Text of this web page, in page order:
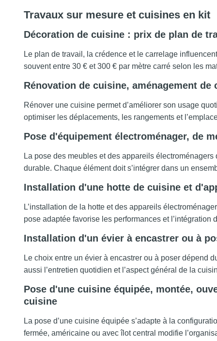
Travaux sur mesure et cuisines en kit
Décoration de cuisine : prix de plan de
Le plan de travail, la crédence et le carrelage
souvent entre 30 € et 300 € par mètre carré selon les
Rénovation de cuisine, aménagement de
Rénover une cuisine permet d’améliorer son usage
optimiser les déplacements, les rangements et
Pose d'équipement électroménager, de
La pose des meubles et des appareils
durable. Chaque élément doit s’intégrer dans un
Installation d'une hotte de cuisine et
L’installation de la hotte et des appareils
pose adaptée favorise les performances et l’intégration
Installation d'un évier à encastrer ou à
Le choix entre un évier à encastrer ou à poser dépend
aussi l’entretien quotidien et l’aspect général de la
Pose d'une cuisine équipée, montée,
cuisine
La pose d’une cuisine équipée s’adapte à la
fermée, américaine ou avec îlot central modifie